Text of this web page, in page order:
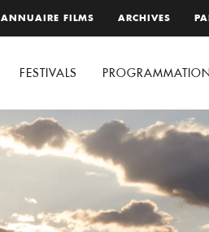
ANNUAIRE FILMS ARCHIVES
FESTIVALS